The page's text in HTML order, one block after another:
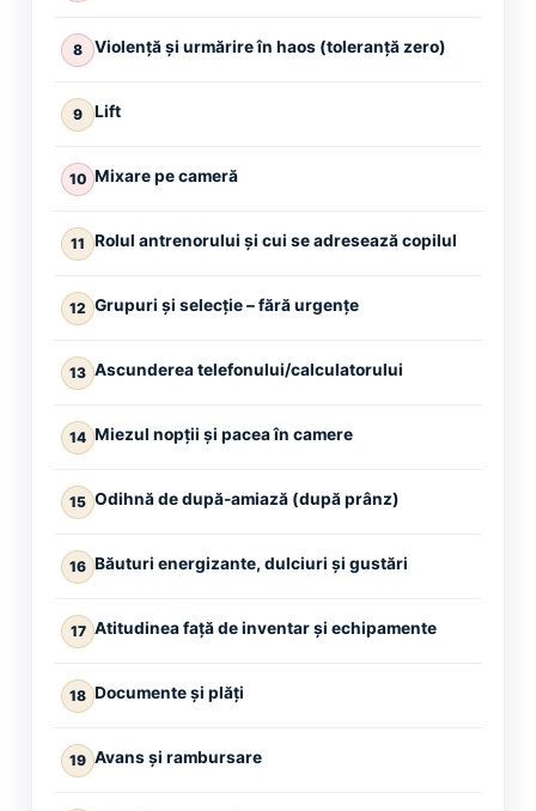
8 Violență și urmărire în haos (toleranță zero)
9 Lift
10 Mixare pe cameră
11 Rolul antrenorului și cui se adresează copilul
12 Grupuri și selecție – fără urgențe
13 Ascunderea telefonului/calculatorului
14 Miezul nopții și pacea în camere
15 Odihnă de după-amiază (după prânz)
16 Băuturi energizante, dulciuri și gustări
17 Atitudinea față de inventar și echipamente
18 Documente și plăți
19 Avans și rambursare